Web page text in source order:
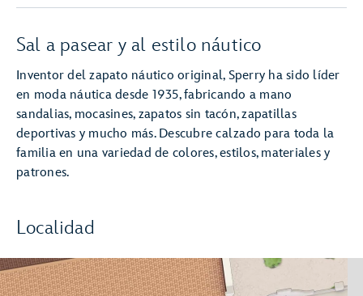
Sal a pasear y al estilo náutico
Inventor del zapato náutico original, Sperry ha sido líder
en moda náutica desde 1935, fabricando a mano
sandalias, mocasines, zapatos sin tacón, zapatillas
deportivas y mucho más. Descubre calzado para toda la
familia en una variedad de colores, estilos, materiales y
patrones.
Localidad